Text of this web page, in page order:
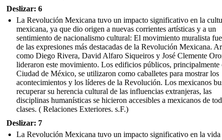
Deslizar: 6
La Revolución Mexicana tuvo un impacto significativo en la
mexicana, ya que dio origen a nuevas corrientes artísticas y a un
sentimiento de nacionalismo cultural: El movimiento muralista
de las expresiones más destacadas de la Revolución Mexicana.
como Diego Rivera, David Alfaro Siqueiros y José Clemente
lideraron este movimiento. Los edificios públicos, principalmente
Ciudad de México, se utilizaron como caballetes para mostrar los
acontecimientos y los líderes de la Revolución. Los mexicanos
recuperar su herencia cultural de las influencias extranjeras, las
disciplinas humanísticas se hicieron accesibles a mexicanos de
clases. ( Relaciones Exteriores. s.F.)
Deslizar: 7
La Revolución Mexicana tuvo un impacto significativo en la vida